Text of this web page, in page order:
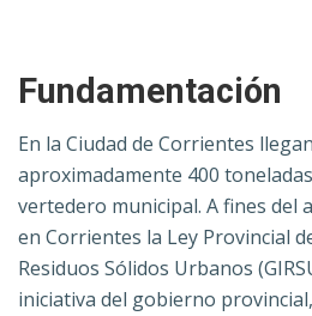
Fundamentación
En la Ciudad de Corrientes
aproximadamente 400
vertedero municipal. A fines del
en Corrientes la Ley Provincial
Residuos Sólidos Urbanos
iniciativa del gobierno